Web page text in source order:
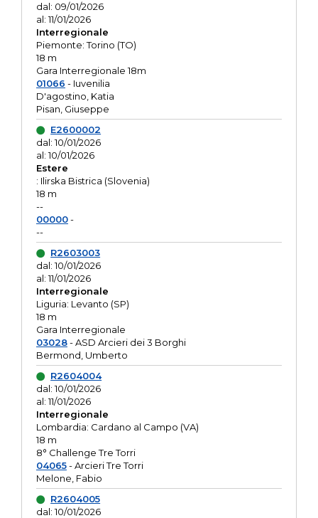
dal: 09/01/2026
al: 11/01/2026
Interregionale
Piemonte: Torino (TO)
18 m
Gara Interregionale 18m
01066 - Iuvenilia
D'agostino, Katia
Pisan, Giuseppe
E2600002
dal: 10/01/2026
al: 10/01/2026
Estere
: Ilirska Bistrica (Slovenia)
18 m
--
00000-
--
R2603003
dal: 10/01/2026
al: 11/01/2026
Interregionale
Liguria: Levanto (SP)
18 m
Gara Interregionale
03028- ASD Arcieri dei 3 Borghi
Bermond, Umberto
R2604004
dal: 10/01/2026
al: 11/01/2026
Interregionale
Lombardia: Cardano al Campo (VA)
18 m
8° Challenge Tre Torri
04065- Arcieri Tre Torri
Melone, Fabio
R2604005
dal: 10/01/2026